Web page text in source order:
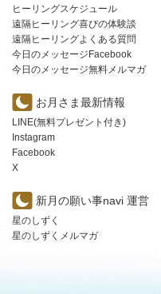
ヒーリングスケジュール
遠隔ヒーリング喜びの体験談
遠隔ヒーリングよくある質問
今日のメッセージFacebook
今日のメッセージ無料メルマガ
お月さま最新情報
LINE(無料プレゼント付き)
Instagram
Facebook
X
新月の願い事navi 運営
星のしずく
星のしずくメルマガ